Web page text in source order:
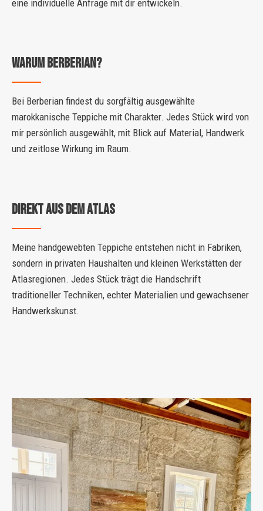
eine individuelle Anfrage mit dir entwickeln.
Warum Berberian?
Bei Berberian findest du sorgfältig ausgewählte
marokkanische Teppiche mit Charakter. Jedes Stück wird von
mir persönlich ausgewählt, mit Blick auf Material, Handwerk
und zeitlose Wirkung im Raum.
DIREKT AUS DEM ATLAS
Meine handgewebten Teppiche entstehen nicht in Fabriken,
sondern in privaten Haushalten und kleinen Werkstätten der
Atlasregionen. Jedes Stück trägt die Handschrift
traditioneller Techniken, echter Materialien und gewachsener
Handwerkskunst.